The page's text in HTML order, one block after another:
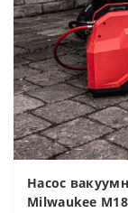
Насос
Milwaukee